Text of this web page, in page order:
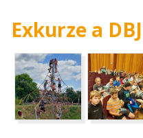
Exkurze a